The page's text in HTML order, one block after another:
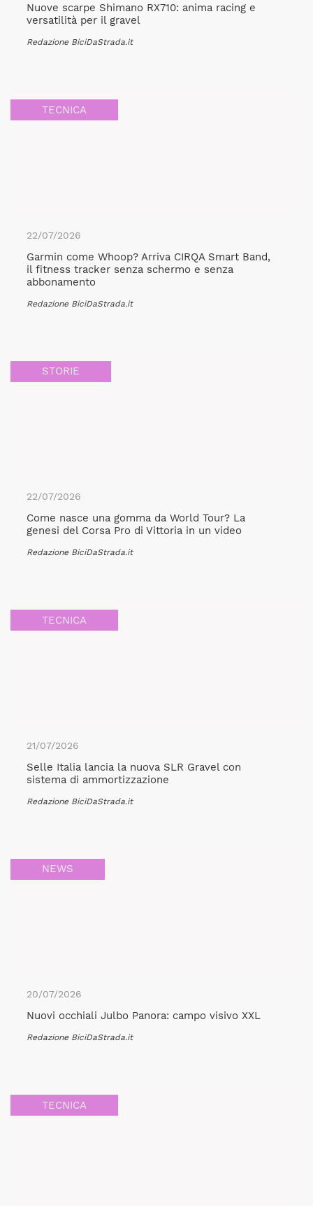
Nuove scarpe Shimano RX710: anima racing e
versatilità per il gravel
Redazione BiciDaStrada.it
TECNICA
22/07/2026
Garmin come Whoop? Arriva CIRQA Smart Band,
il fitness tracker senza schermo e senza
abbonamento
Redazione BiciDaStrada.it
STORIE
22/07/2026
Come nasce una gomma da World Tour? La
genesi del Corsa Pro di Vittoria in un video
Redazione BiciDaStrada.it
TECNICA
21/07/2026
Selle Italia lancia la nuova SLR Gravel con
sistema di ammortizzazione
Redazione BiciDaStrada.it
NEWS
20/07/2026
Nuovi occhiali Julbo Panora: campo visivo XXL
Redazione BiciDaStrada.it
TECNICA